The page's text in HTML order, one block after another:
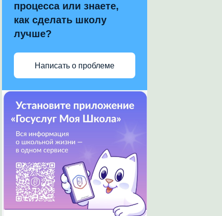
процесса или знаете,
как сделать школу
лучше?
Написать о проблеме